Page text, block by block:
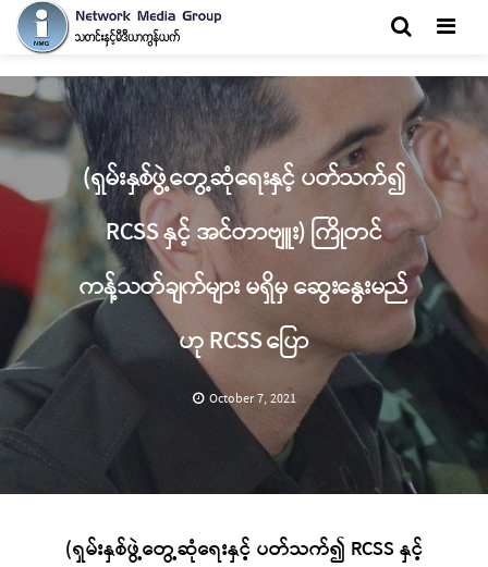
(ရှမ်းနှစ်ဖွဲ့တွေ့ဆုံရေးနှင့် ပတ်သက်၍
RCSS နှင့် အင်တာဗျူး) ကြိုတင်
ကန့်သတ်ချက်များ မရှိမှ ဆွေးနွေးမည်
ဟု RCSS ပြော
October 7, 2021
(ရှမ်းနှစ်ဖွဲ့တွေ့ဆုံရေးနှင့် ပတ်သက်၍ RCSS နှင့်